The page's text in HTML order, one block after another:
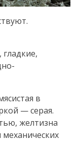
в
— серая.
желтизна